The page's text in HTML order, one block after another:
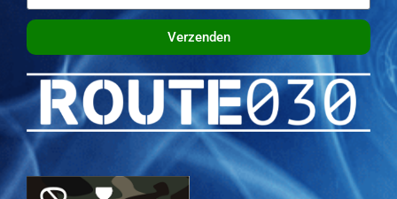
Verzenden